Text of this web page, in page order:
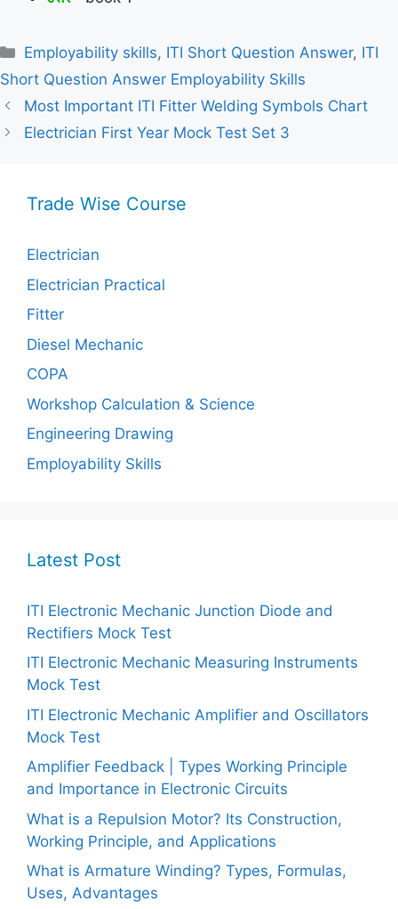
Categories
Employability skills, ITI Short Question Answer, ITI
Short Question Answer Employability Skills
Most Important ITI Fitter Welding Symbols Chart
Electrician First Year Mock Test Set 3
Trade Wise Course
Electrician
Electrician Practical
Fitter
Diesel Mechanic
COPA
Workshop Calculation & Science
Engineering Drawing
Employability Skills
Latest Post
ITI Electronic Mechanic Junction Diode and
Rectifiers Mock Test
ITI Electronic Mechanic Measuring Instruments
Mock Test
ITI Electronic Mechanic Amplifier and Oscillators
Mock Test
Amplifier Feedback | Types Working Principle
and Importance in Electronic Circuits
What is a Repulsion Motor? Its Construction,
Working Principle, and Applications
What is Armature Winding? Types, Formulas,
Uses, Advantages